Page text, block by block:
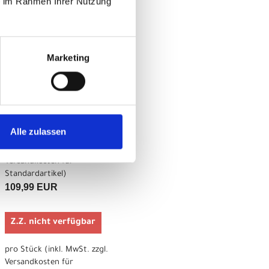
Marketing
Alle zulassen
Versandkosten für
Standardartikel)
109,99 EUR
pro Stück (inkl. MwSt. zzgl.
Versandkosten für
Standardartikel)
109,99 EUR
Z.Z. nicht verfügbar
pro Stück (inkl. MwSt. zzgl.
Versandkosten für